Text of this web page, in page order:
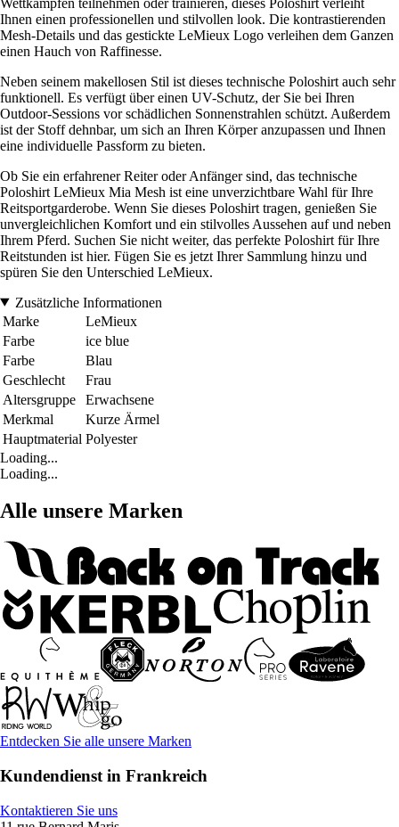
Ihnen einen professionellen und stilvollen look. Die kontrastierenden
Mesh-Details und das gestickte LeMieux Logo verleihen dem Ganzen
einen Hauch von Raffinesse.
Neben seinem makellosen Stil ist dieses technische Poloshirt auch sehr
funktionell. Es verfügt über einen UV-Schutz, der Sie bei Ihren
Outdoor-Sessions vor schädlichen Sonnenstrahlen schützt. Außerdem
ist der Stoff dehnbar, um sich an Ihren Körper anzupassen und Ihnen
eine individuelle Passform zu bieten.
Ob Sie ein erfahrener Reiter oder Anfänger sind, das technische
Poloshirt LeMieux Mia Mesh ist eine unverzichtbare Wahl für Ihre
Reitsportgarderobe. Wenn Sie dieses Poloshirt tragen, genießen Sie
unvergleichlichen Komfort und ein stilvolles Aussehen auf und neben
Ihrem Pferd. Suchen Sie nicht weiter, das perfekte Poloshirt für Ihre
Reitstunden ist hier. Fügen Sie es jetzt Ihrer Sammlung hinzu und
spüren Sie den Unterschied LeMieux.
Zusätzliche Informationen
Marke
LeMieux
Farbe
ice blue
Farbe
Blau
Geschlecht
Frau
Altersgruppe
Erwachsene
Merkmal
Kurze Ärmel
Hauptmaterial Polyester
Loading...
Loading...
Alle unsere Marken
Entdecken Sie alle unsere Marken
Kundendienst in Frankreich
Kontaktieren Sie uns